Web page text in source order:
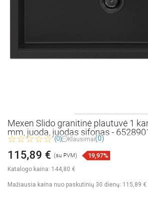
Mexen Slido granitinė plautuvė 1
mm, juoda, juodas sifonas -
(0) Klausimai(0)
Katalogo kaina: 144,80 €
115,89 € (su PVM) 19,97%
Mažiausia kaina nuo paskutinių 30 dienų: 115,89 €